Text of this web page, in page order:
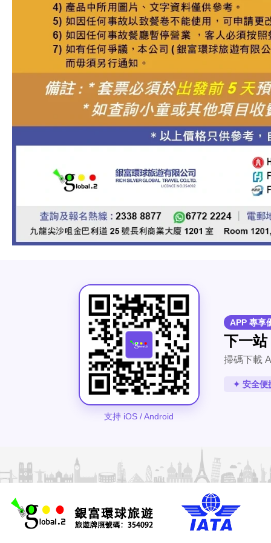
支持 iOS / Android
APP 專享
下一
掃碼下載
✦ 安全便